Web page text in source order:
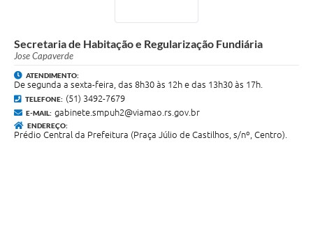
Secretaria de Habitação e Regularização Fundiária
Jose Capaverde
ATENDIMENTO:
De segunda a sexta-feira, das 8h30 às 12h e das 13h30 às 17h.
TELEFONE: (51) 3492-7679
E-MAIL: gabinete.smpuh2@viamao.rs.gov.br
ENDEREÇO:
Prédio Central da Prefeitura (Praça Júlio de Castilhos, s/nº, Centro).